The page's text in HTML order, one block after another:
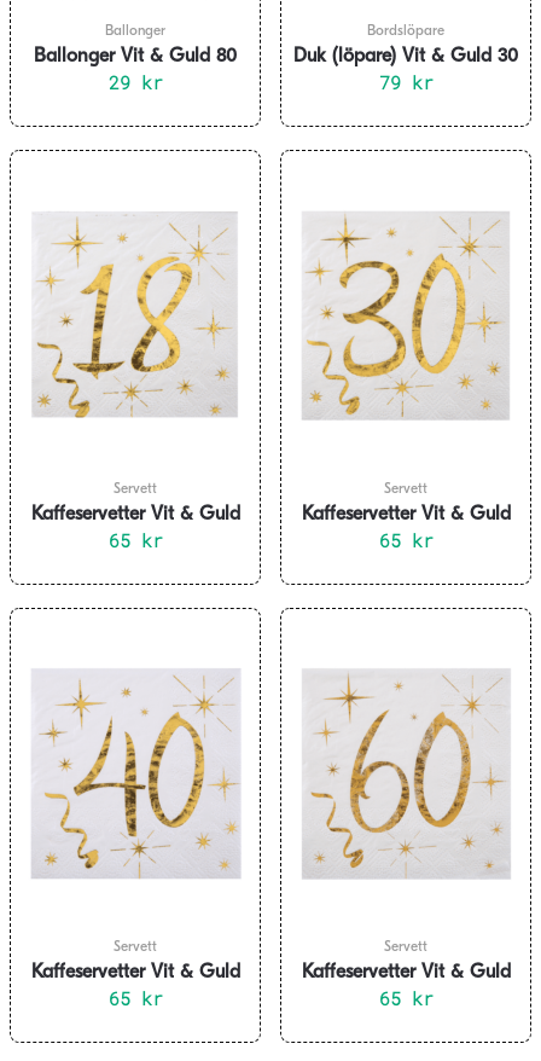
Ballonger
Ballonger Vit & Guld 80
år, 8-pack
29 kr
Bordslöpare
Duk (löpare) Vit & Guld 30
år, 30×500 cm
79 kr
Servett
Kaffeservetter Vit & Guld
18 år, 20-pack
65 kr
Servett
Kaffeservetter Vit & Guld
30 år, 20-pack
65 kr
Servett
Kaffeservetter Vit & Guld
40 år, 20-pack
65 kr
Servett
Kaffeservetter Vit & Guld
60 år, 20-pack
65 kr